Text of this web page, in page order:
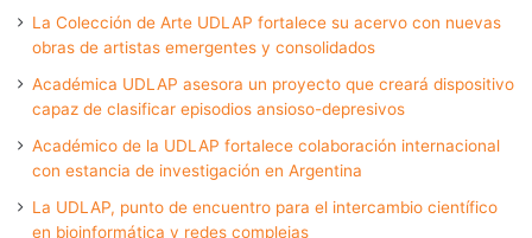
La Colección de Arte UDLAP fortalece su acervo con nuevas
obras de artistas emergentes y consolidados
Académica UDLAP asesora un proyecto que creará dispositivo
capaz de clasificar episodios ansioso-depresivos
Académico de la UDLAP fortalece colaboración internacional
con estancia de investigación en Argentina
La UDLAP, punto de encuentro para el intercambio científico
en bioinformática y redes complejas